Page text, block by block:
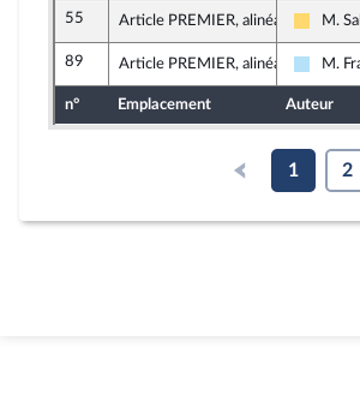
55 Article PREMIER, alinéa 7 M.
89 Article PREMIER, alinéa 7 M.
n° Emplacement Auteur
1 2